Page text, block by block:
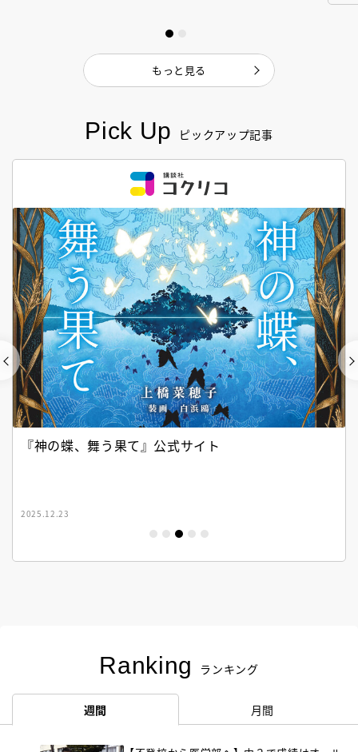
Pick Up ピックアップ記事
『神の蝶、舞う果て』公式サイト
2025.12.23
Ranking ランキング
週間 月間
もっと見る